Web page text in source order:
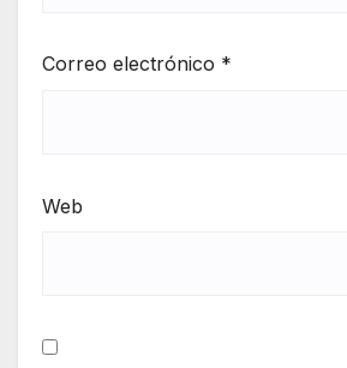
Correo electrónico *
Web